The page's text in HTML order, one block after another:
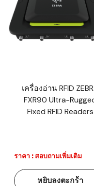
เครื่องอ่าน RFID
FXR90 Ultra-
Fixed RFID Readers
ราคา : สอบถามเพิ่มเติม
หยิบลงตะกร้า